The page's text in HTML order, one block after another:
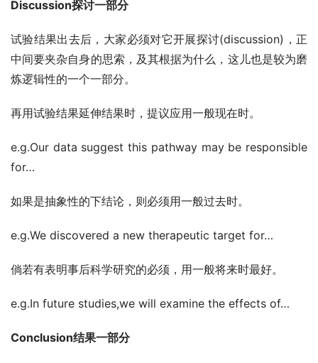
Discussion探讨一部分
试验结果出去后，大家必须对它开展探讨(discussion)，正
中间要夹杂自身的思索，及其根据为什么，这儿也是较为磨
炼逻辑性的一个一部分。
再用试验结果延伸结果时，提议应用一般现在时。
e.g.Our data suggest this pathway may be responsible
for…
如果是抽象性的下结论，则必须用一般过去时。
e.g.We discovered a new therapeutic target for…
倘若有表明事后科学研究的必须，用一般将来时最好。
e.g.In future studies,we will examine the effects of…
Conclusion结果一部分